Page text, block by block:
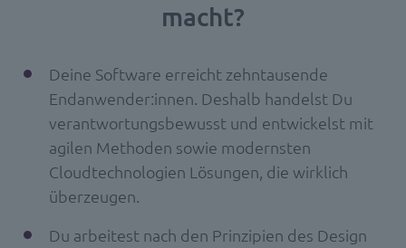
macht?
Deine Software erreicht zehntausende
Endanwender:innen. Deshalb handelst Du
verantwortungsbewusst und entwickelst mit
agilen Methoden sowie modernsten
Cloudtechnologien Lösungen, die wirklich
überzeugen.
Du arbeitest nach den Prinzipien des Design